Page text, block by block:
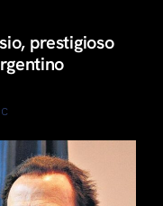
prestigioso